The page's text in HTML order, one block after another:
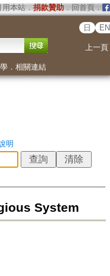
用本站． 捐款贊助．回首頁．
日 EN
上一頁
． 相關連結
明
System